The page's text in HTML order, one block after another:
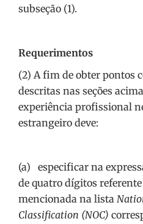
subseção (1).
Requerimentos
(2) A fim de obter pontos
descritas nas seções
experiência profissional
estrangeiro deve:
(a) especificar na
de quatro dígitos referente
mencionada na lista
Classification (NOC)